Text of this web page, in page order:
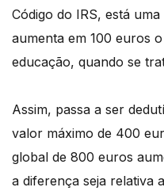
Código do IRS, está
aumenta em 100 euros
educação, quando se
Assim, passa a ser
valor máximo de 400
global de 800 euros
a diferença seja relativa